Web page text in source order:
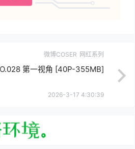
微博COSER 网红系列
第一视角 [40P-355MB]
2026-3-17 4:30:39